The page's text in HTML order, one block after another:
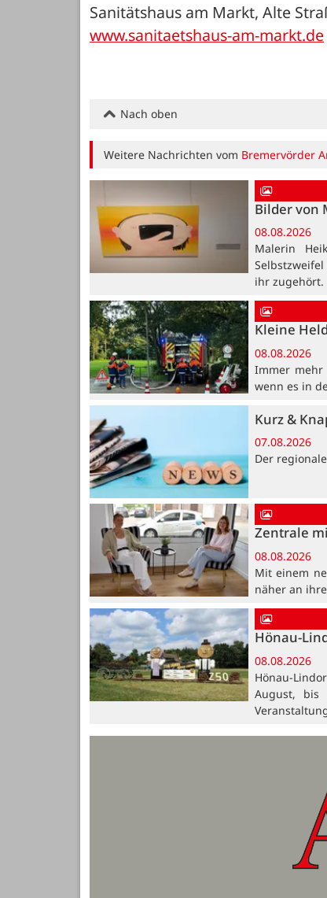
Sanitätshaus am Markt, Alte
www.sanitaetshaus-am-markt.de
Nach oben
Weitere Nachrichten vom Bremervörder
Bilder von
08.08.2026
Malerin
ihr zugehört.
Kleine
08.08.2026
Immer mehr
wenn es in
Kurz &
07.08.2026
Der
Zentrale
08.08.2026
Mit einem
näher an
Hönau-
08.08.2026
Hönau-
August, bis